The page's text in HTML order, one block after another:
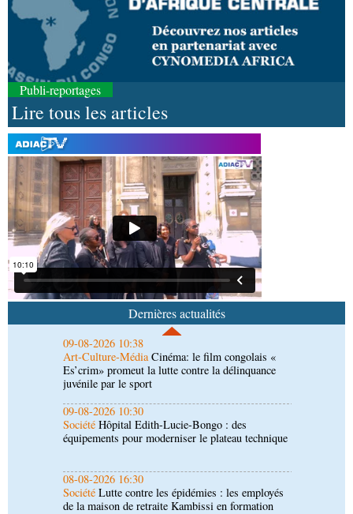
Publi-reportages
Lire tous les articles
Dernières actualités
09-08-2026 10:53
Afrique-MondeAutonomisation des femmes : une
soirée de gala organisée en Angola en faveur de
l’Opdad
09-08-2026 10:38
Cinéma: le film congolais «
Es’crim» promeut la lutte contre la délinquance
juvénile par le sport
09-08-2026 10:30
SociétéHôpital Edith-Lucie-Bongo : des
équipements pour moderniser le plateau technique
08-08-2026 16:30
Société Lutte contre les épidémies : les employés
de la maison de retraite Kambissi en formation
08-08-2026 16:00
Société Distinction : Darrel Ornelle Elion Assiana
promue maître-assistant Cames